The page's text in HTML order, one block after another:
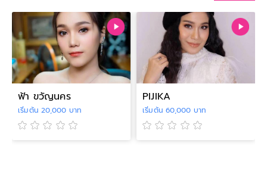
ฟ้า ขวัญนคร
เริ่มต้น 20,000 บาท
PIJIKA
เริ่มต้น 60,000 บาท